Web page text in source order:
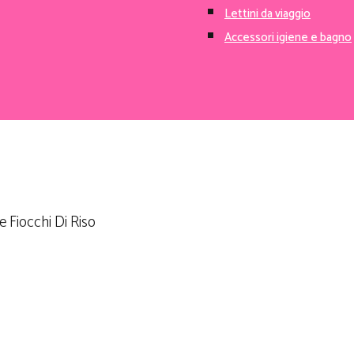
Set igiene
Accessori igiene e bagno
Lettini da viaggio
Di Riso